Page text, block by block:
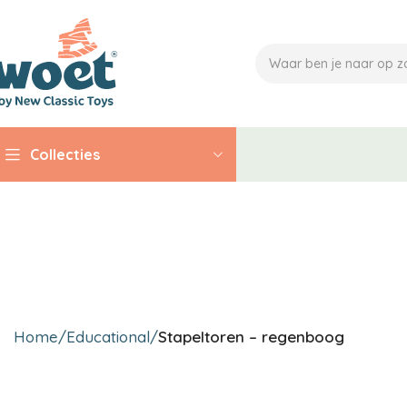
Collecties
Home Educational Stapeltoren – regenboog